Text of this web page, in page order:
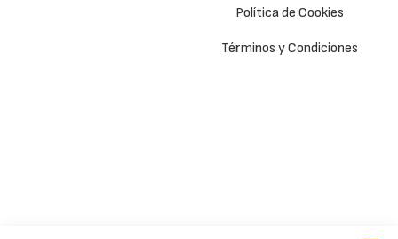
Política de Cookies
Términos y Condiciones